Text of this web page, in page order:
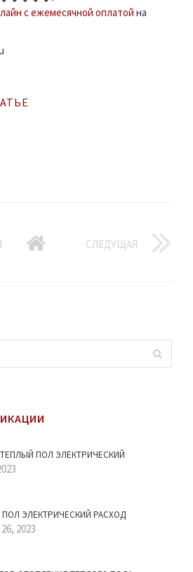
с ежемесячной оплатой на
СЛЕДУЩАЯ
ПОЛ ЭЛЕКТРИЧЕСКИЙ
ЭЛЕКТРИЧЕСКИЙ РАСХОД
2023